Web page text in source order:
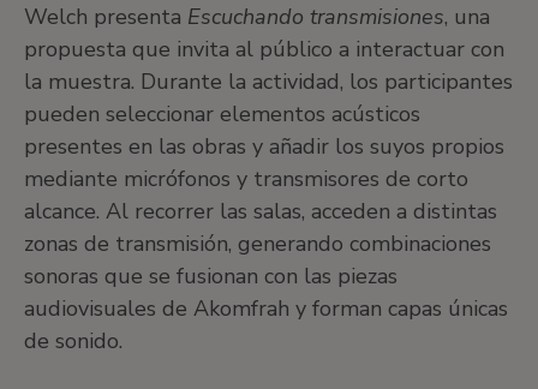
Welch presenta Escuchando transmisiones, una
propuesta que invita al público a interactuar con
la muestra. Durante la actividad, los participantes
pueden seleccionar elementos acústicos
presentes en las obras y añadir los suyos propios
mediante micrófonos y transmisores de corto
alcance. Al recorrer las salas, acceden a distintas
zonas de transmisión, generando combinaciones
sonoras que se fusionan con las piezas
audiovisuales de Akomfrah y forman capas únicas
de sonido.